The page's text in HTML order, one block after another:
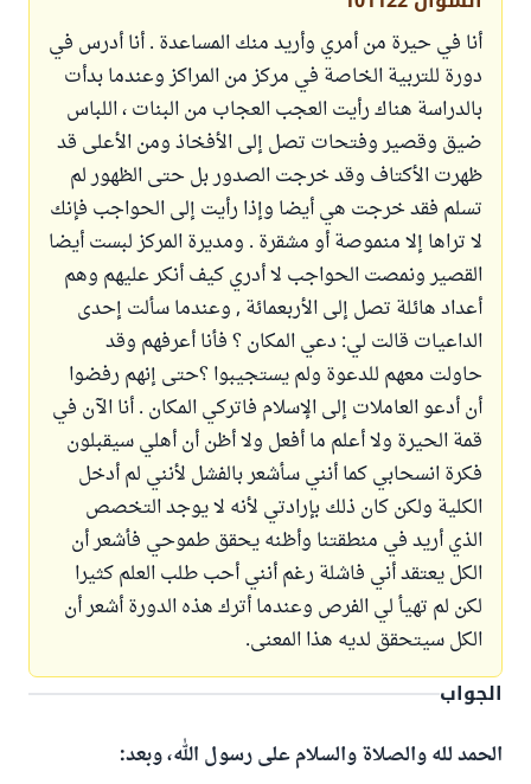
أنا في حيرة من أمري وأريد منك المساعدة . أنا أدرس في
دورة للتربية الخاصة في مركز من المراكز وعندما بدأت
بالدراسة هناك رأيت العجب العجاب من البنات ، اللباس
ضيق وقصير وفتحات تصل إلى الأفخاذ ومن الأعلى قد
ظهرت الأكتاف وقد خرجت الصدور بل حتى الظهور لم
تسلم فقد خرجت هي أيضا وإذا رأيت إلى الحواجب فإنك
لا تراها إلا منموصة أو مشقرة . ومديرة المركز لبست أيضا
القصير ونمصت الحواجب لا أدري كيف أنكر عليهم وهم
أعداد هائلة تصل إلى الأربعمائة , وعندما سألت إحدى
الداعيات قالت لي: دعي المكان ؟ فأنا أعرفهم وقد
حاولت معهم للدعوة ولم يستجيبوا ؟حتى إنهم رفضوا
أن أدعو العاملات إلى الإسلام فاتركي المكان . أنا الآن في
قمة الحيرة ولا أعلم ما أفعل ولا أظن أن أهلي سيقبلون
فكرة انسحابي كما أنني سأشعر بالفشل لأنني لم أدخل
الكلية ولكن كان ذلك بإرادتي لأنه لا يوجد التخصص
الذي أريد في منطقتنا وأظنه يحقق طموحي فأشعر أن
الكل يعتقد أني فاشلة رغم أنني أحب طلب العلم كثيرا
لكن لم تهيأ لي الفرص وعندما أترك هذه الدورة أشعر أن
الكل سيتحقق لديه هذا المعنى.
الجواب
الحمد لله والصلاة والسلام على رسول الله، وبعد: